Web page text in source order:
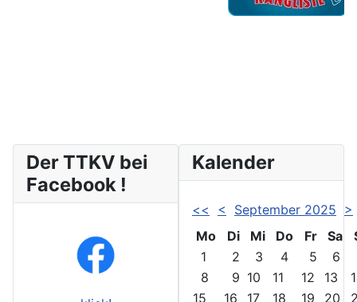
Der TTKV bei
Facebook !
Kalender
<< < September 2025 >
Mo
Di Mi Do Fr Sa
1
2 3 4 5 6
8
9 10 11 12 13
15
16 17 18 19 20